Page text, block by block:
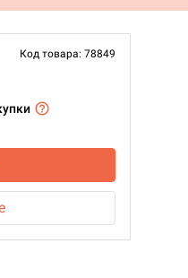
Код товара: 78849